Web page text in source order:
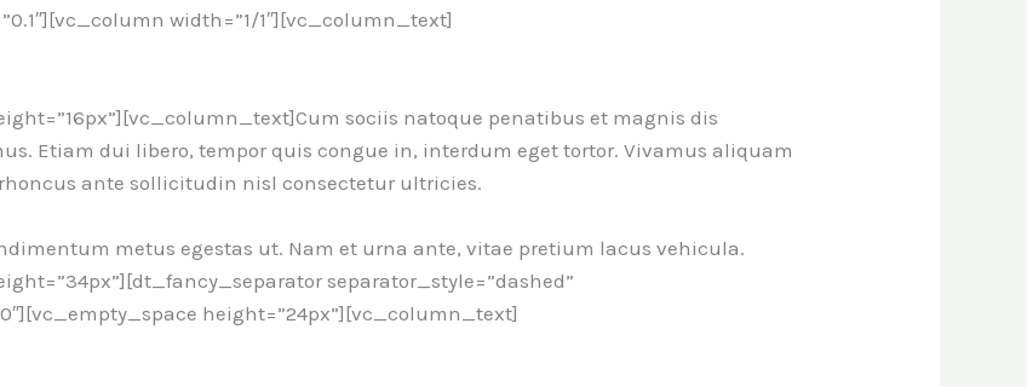
width=”1/1″][vc_column_text]
sociis natoque penatibus et magnis dis
Etiam dui libero, tempor quis congue in, interdum eget tortor. Vivamus aliquam
ante sollicitudin nisl consectetur ultricies.
metus egestas ut. Nam et urna ante, vitae pretium lacus vehicula.
separator_style=”dashed”
height=”24px”][vc_column_text]